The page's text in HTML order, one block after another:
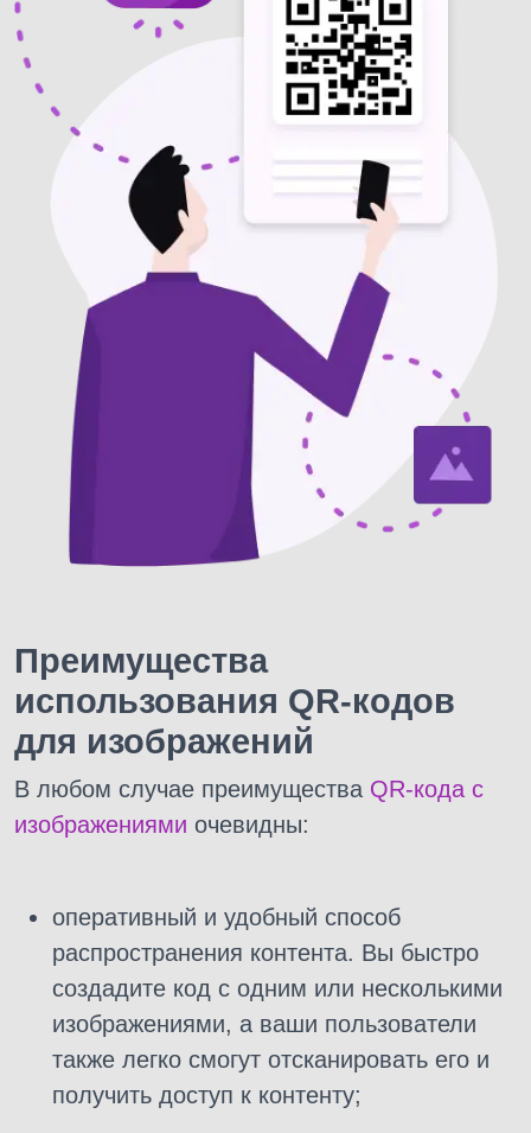
Преимущества
использования QR-кодов
для изображений
В любом случае преимущества QR-кода с
изображениями очевидны:
оперативный и удобный способ
распространения контента. Вы быстро
создадите код с одним или несколькими
изображениями, а ваши пользователи
также легко смогут отсканировать его и
получить доступ к контенту;